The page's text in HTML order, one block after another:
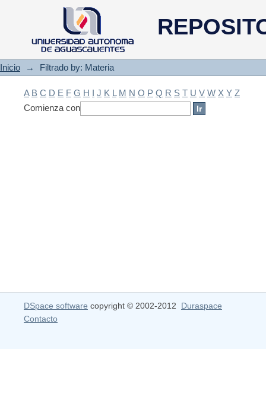
Filtrado by: Materia
Inicio → Filtrado by: Materia
A B C D E F G H I J K L M N O P Q R S T U V W X Y Z
Comienza con
DSpace software copyright © 2002-2012 Duraspace
Contacto